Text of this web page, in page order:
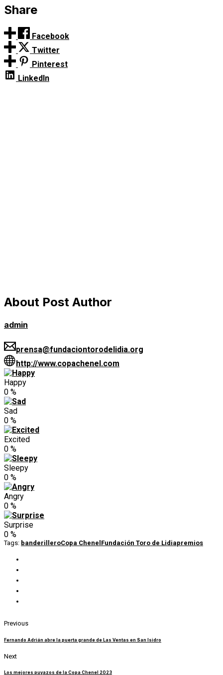
Share
Facebook
Twitter
Pinterest
LinkedIn
About Post Author
admin
prensa@fundaciontorodelidia.org
http://www.copachenel.com
Happy
0 %
Sad
0 %
Excited
0 %
Sleepy
0 %
Angry
0 %
Surprise
0 %
Tags: banderilleroCopa Chenel Fundación Toro de Lidiapremios
Previous
Fernando Adrián abre la puerta grande de Las Ventas en San Isidro
Next
Los mejores puyazos de la Copa Chenel 2023